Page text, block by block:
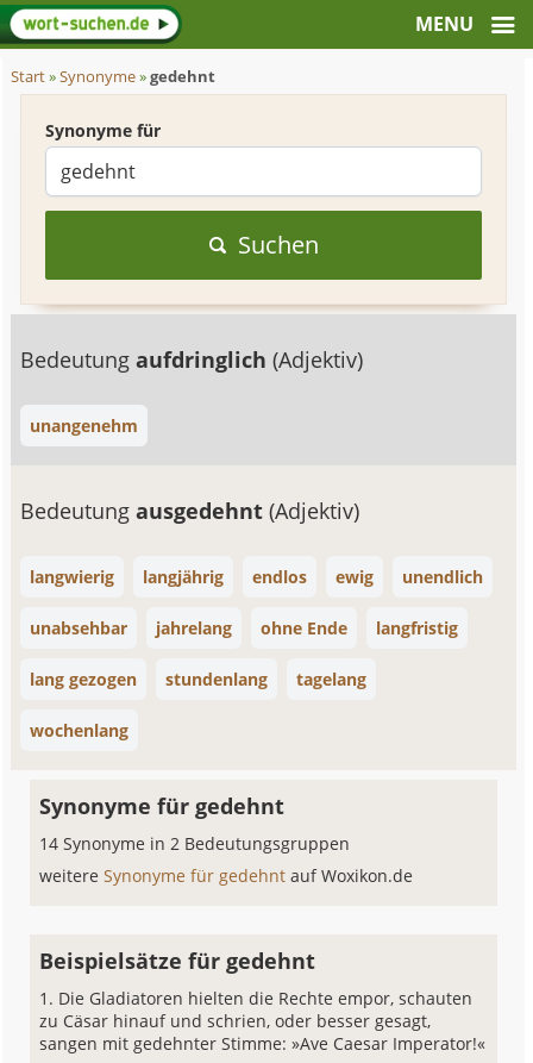
Start»Synonyme»gedehnt
Synonyme für
Suchen
Bedeutungaufdringlich(Adjektiv)
unangenehm
Bedeutungausgedehnt(Adjektiv)
langwierig langjährig endlos ewig unendlich
unabsehbar jahrelang ohne Ende langfristig
lang gezogen stundenlang tagelang
wochenlang
Synonyme für gedehnt
14 Synonyme in 2 Bedeutungsgruppen
weitereSynonyme für gedehntauf Woxikon.de
Beispielsätze für gedehnt
Die Gladiatoren hielten die Rechte empor, schauten
zu Cäsar hinauf und schrien, oder besser gesagt,
sangen mit gedehnter Stimme: »Ave Caesar Imperator!«